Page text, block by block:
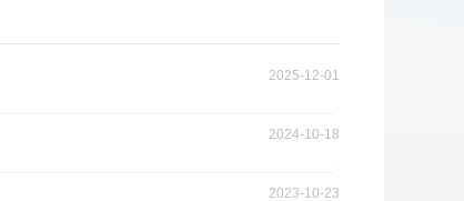
2025-12-01
2024-10-18
2023-10-23